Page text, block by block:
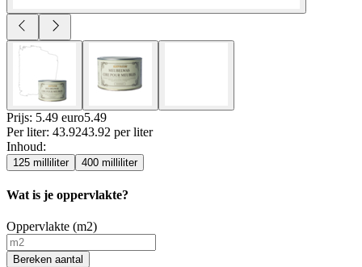
Prijs: 5.49 euro5.49
Per liter: 43.9243.92 per liter
Inhoud:
125 milliliter 400 milliliter
Wat is je oppervlakte?
Oppervlakte (m2)
Bereken aantal